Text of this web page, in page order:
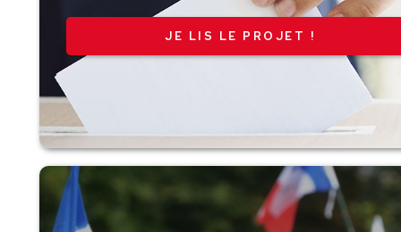
JE LIS LE PROJET !